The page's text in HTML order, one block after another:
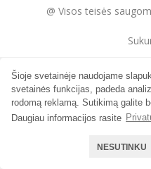
Šioje svetainėje naudojame
svetainės funkcijas, padeda
rodomą reklamą. Sutikimą galite
Daugiau informacijos rasite
NESUTINKU
@ Visos teisės